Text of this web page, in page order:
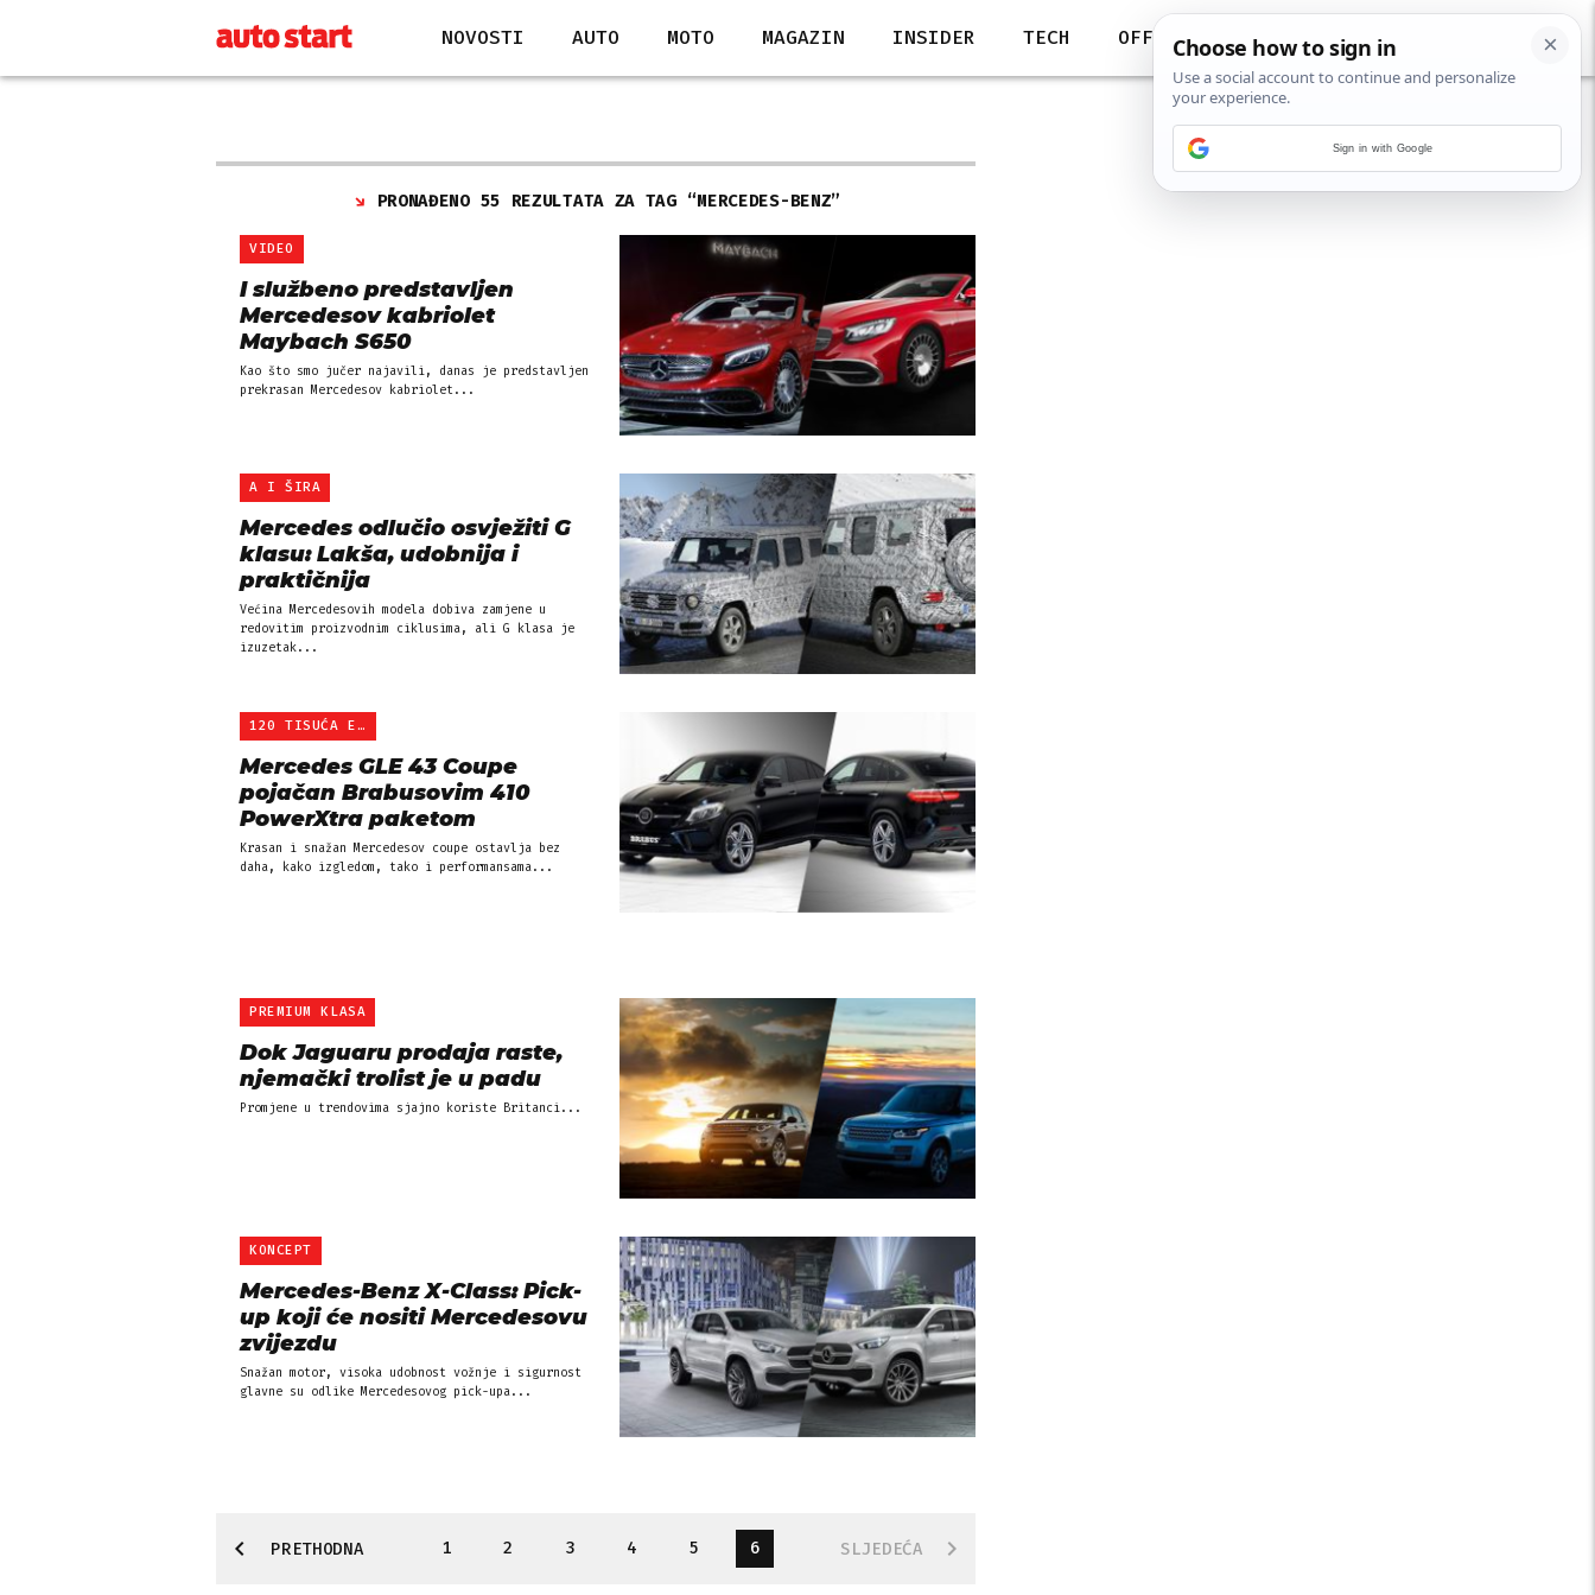
NOVOSTI AUTO MOTO MAGAZIN INSIDER TECH OFF
PRONAĐENO 55 REZULTATA ZA TAG “MERCEDES-BENZ”
VIDEO
I službeno predstavljen
Mercedesov kabriolet
Maybach S650
Kao što smo jučer najavili, danas je predstavljen
prekrasan Mercedesov kabriolet...
A I ŠIRA
Mercedes odlučio osvježiti G
klasu: Lakša, udobnija i
praktičnija
Većina Mercedesovih modela dobiva zamjene u
redovitim proizvodnim ciklusima, ali G klasa je
izuzetak...
120 TISUĆA EURA
Mercedes GLE 43 Coupe
pojačan Brabusovim 410
PowerXtra paketom
Krasan i snažan Mercedesov coupe ostavlja bez
daha, kako izgledom, tako i performansama...
PREMIUM KLASA
Dok Jaguaru prodaja raste,
njemački trolist je u padu
Promjene u trendovima sjajno koriste Britanci...
KONCEPT
Mercedes-Benz X-Class: Pick-
up koji će nositi Mercedesovu
zvijezdu
Snažan motor, visoka udobnost vožnje i sigurnost
glavne su odlike Mercedesovog pick-upa...
PRETHODNA 1 2 3 4 5 6 SLJEDEĆA
Sign in with Google